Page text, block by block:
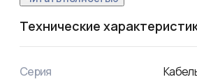
Штекеры выполнены из легкого и
Кабель обеспечивает качественную
формате Full HD 1080p 144Hz, Ultra
30Hz с максимальной пропускной
до 10,2 Гбит/сек. Поддерживает
Соответствует стандарту HDMI 1.4.
Технические
Серия